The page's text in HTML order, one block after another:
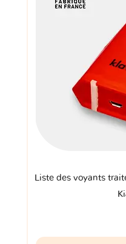
Liste des voyants